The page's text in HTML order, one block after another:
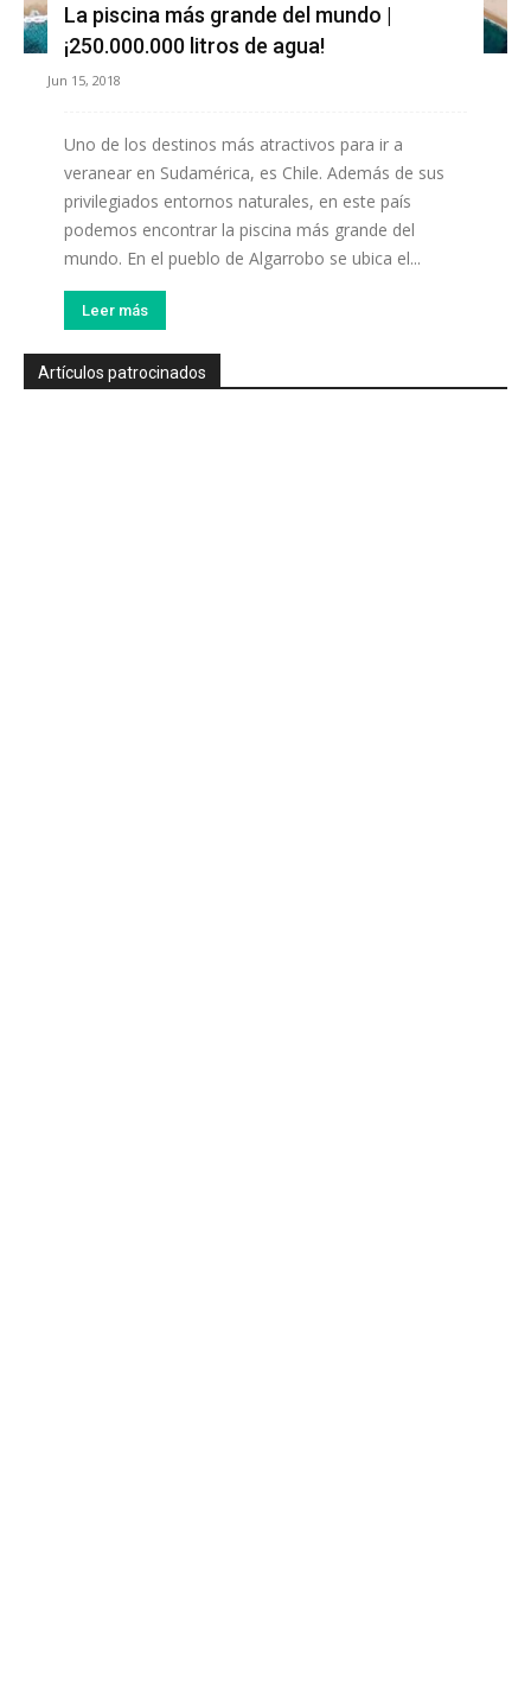
La piscina más grande del mundo |
¡250.000.000 litros de agua!
Jun 15, 2018
Uno de los destinos más atractivos para ir a
veranear en Sudamérica, es Chile. Además de sus
privilegiados entornos naturales, en este país
podemos encontrar la piscina más grande del
mundo. En el pueblo de Algarrobo se ubica el...
Leer más
Artículos patrocinados